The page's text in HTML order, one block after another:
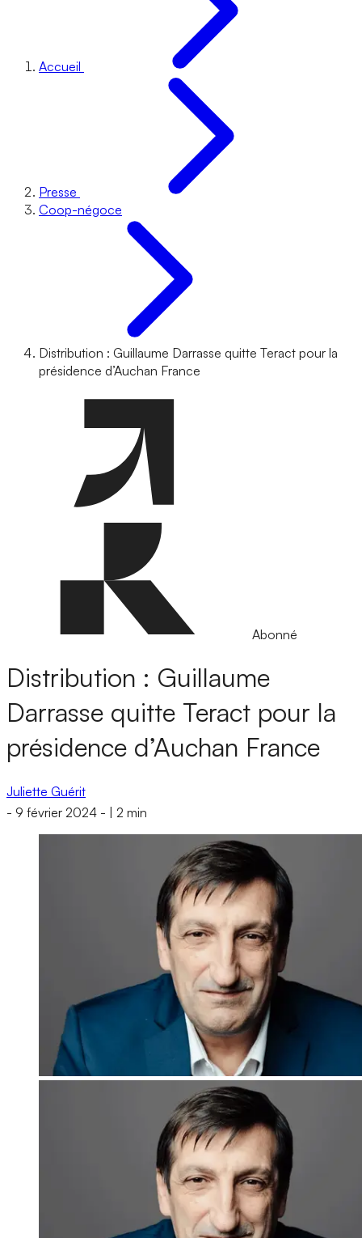
Accueil
Presse
Coop-négoce
Distribution : Guillaume Darrasse quitte Teract pour la
présidence d’Auchan France
Abonné
Distribution : Guillaume
Darrasse quitte Teract pour la
présidence d’Auchan France
Juliette Guérit
- 9 février 2024 - 2 min